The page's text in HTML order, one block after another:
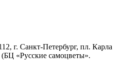
г. Санкт-Петербург, пл. Карла
«Русские самоцветы».